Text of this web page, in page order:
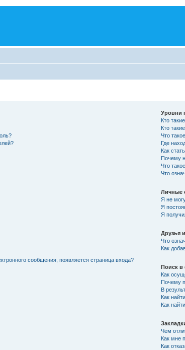
сообщения, появляется страница входа?
Уровни
Кто
Кто
Что
Где
Как
Почему
Что
Что
Личные
Я не
Я
Я
Друзья
Что
Как
Поиск в
Как
Почему
В
Как
Как
Чем
Как мне
Как